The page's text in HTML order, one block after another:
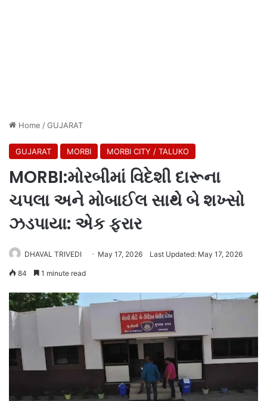
Home /GUJARAT
GUJARAT MORBI MORBI CITY / TALUKO
MORBI:મોરબીમાં વિદેશી દારૂના
ચપલા અને મોબાઈલ સાથે બે શખ્સો
ઝડપાયા: એક ફરાર
DHAVAL TRIVEDI May 17, 2026 Last Updated: May 17, 2026
84 1 minute read